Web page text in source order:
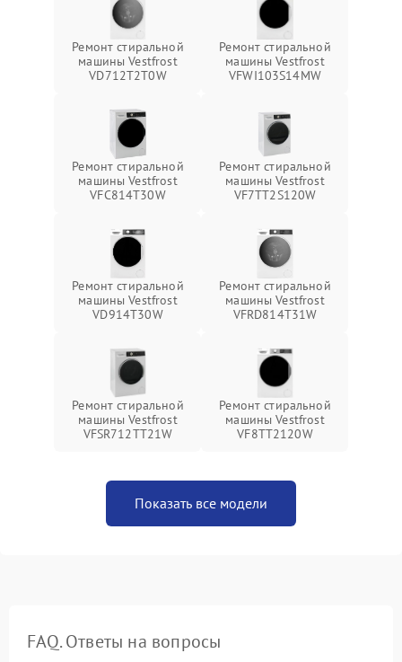
Ремонт стиральной
машины Vestfrost
VD712T2T0W
Ремонт стиральной
машины Vestfrost
VFWI103S14MW
Ремонт стиральной
машины Vestfrost
VFC814T30W
Ремонт стиральной
машины Vestfrost
VF7TT2S120W
Ремонт стиральной
машины Vestfrost
VD914T30W
Ремонт стиральной
машины Vestfrost
VFRD814T31W
Ремонт стиральной
машины Vestfrost
VFSR712TT21W
Ремонт стиральной
машины Vestfrost
VF8TT2120W
Показать все модели
FAQ. Ответы на вопросы